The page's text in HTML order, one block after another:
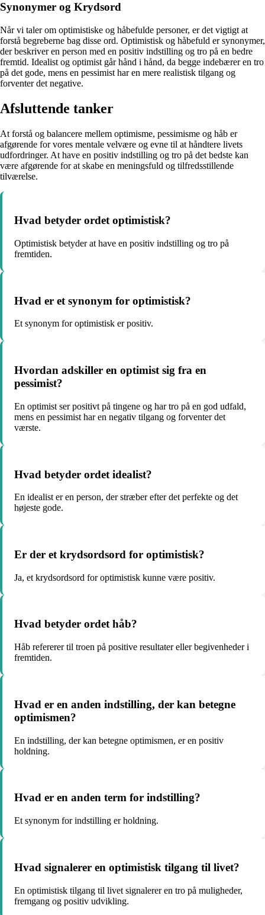
Synonymer og Krydsord
Når vi taler om optimistiske og håbefulde personer, er det vigtigt at
forstå begreberne bag disse ord. Optimistisk og håbefuld er synonymer,
der beskriver en person med en positiv indstilling og tro på en bedre
fremtid. Idealist og optimist går hånd i hånd, da begge indebærer en tro
på det gode, mens en pessimist har en mere realistisk tilgang og
forventer det negative.
Afsluttende tanker
At forstå og balancere mellem optimisme, pessimisme og håb er
afgørende for vores mentale velvære og evne til at håndtere livets
udfordringer. At have en positiv indstilling og tro på det bedste kan
være afgørende for at skabe en meningsfuld og tilfredsstillende
tilværelse.
Hvad betyder ordet optimistisk?
Optimistisk betyder at have en positiv indstilling og tro på
fremtiden.
Hvad er et synonym for optimistisk?
Et synonym for optimistisk er positiv.
Hvordan adskiller en optimist sig fra en
pessimist?
En optimist ser positivt på tingene og har tro på en god udfald,
mens en pessimist har en negativ tilgang og forventer det
værste.
Hvad betyder ordet idealist?
En idealist er en person, der stræber efter det perfekte og det
højeste gode.
Er der et krydsordsord for optimistisk?
Ja, et krydsordsord for optimistisk kunne være positiv.
Hvad betyder ordet håb?
Håb refererer til troen på positive resultater eller begivenheder i
fremtiden.
Hvad er en anden indstilling, der kan betegne
optimismen?
En indstilling, der kan betegne optimismen, er en positiv
holdning.
Hvad er en anden term for indstilling?
Et synonym for indstilling er holdning.
Hvad signalerer en optimistisk tilgang til livet?
En optimistisk tilgang til livet signalerer en tro på muligheder,
fremgang og positiv udvikling.